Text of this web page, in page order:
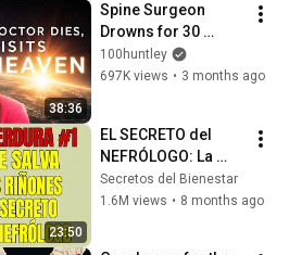
38:36
Spine Surgeon
Drowns for 30
Minutes —Comes
Back With a List
100huntley
697K views • 3 months ago
23:50
EL SECRETO del
NEFRÓLOGO: La
VERDURA #1 que
“LIMPIA” tu
Secretos del Bienestar
1.6M views • 8 months ago